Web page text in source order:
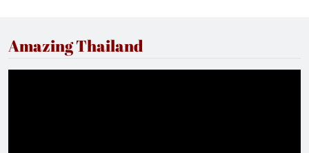
Amazing Thailand